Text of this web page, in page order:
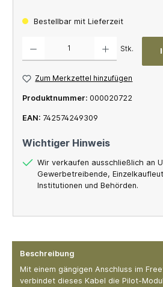
Bestellbar mit Lieferzeit
Stk.
Zum Merkzettel hinzufügen
Produktnummer: 000020722
EAN: 742574249309
Wichtiger Hinweis
Wir verkaufen ausschließlich an
Gewerbetreibende,
Institutionen und Behörden.
Beschreibung
Mit einem gängigen Anschluss im
verbindet dieses Kabel die Pilot-